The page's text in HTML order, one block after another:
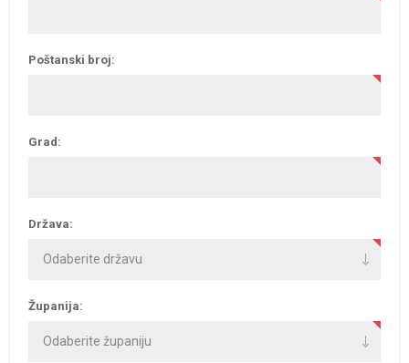
Poštanski broj:
Grad:
Država:
Županija: